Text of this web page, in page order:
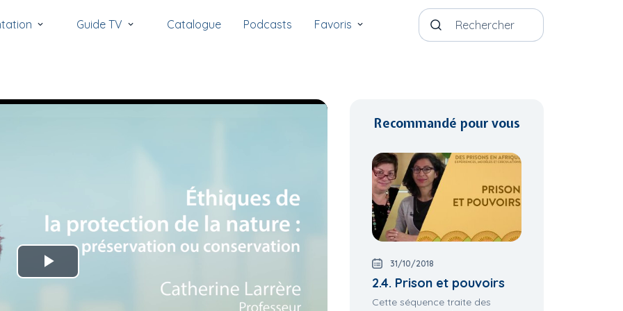
Guide TV Catalogue Podcasts Favoris
Recommandé pour vous
31/10/2018
2.4. Prison et pouvoirs
Cette séquence traite des